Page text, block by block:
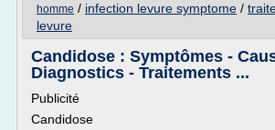
homme / infection levure symptome /
levure
Candidose : Symptômes -
Diagnostics - Traitements ...
Publicité
Candidose